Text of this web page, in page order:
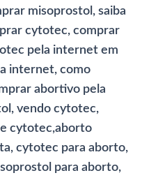
misoprostol, saiba
cytotec, comprar
pela internet em
internet, como
abortivo pela
vendo cytotec,
cytotec,aborto
cytotec para aborto,
para aborto,